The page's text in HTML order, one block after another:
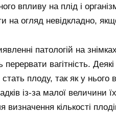
впливу на плід і
на огляд невідкладно,
патологій на
перервати вагітність.
плоду, так як у
із-за малої величини
визначення кількості